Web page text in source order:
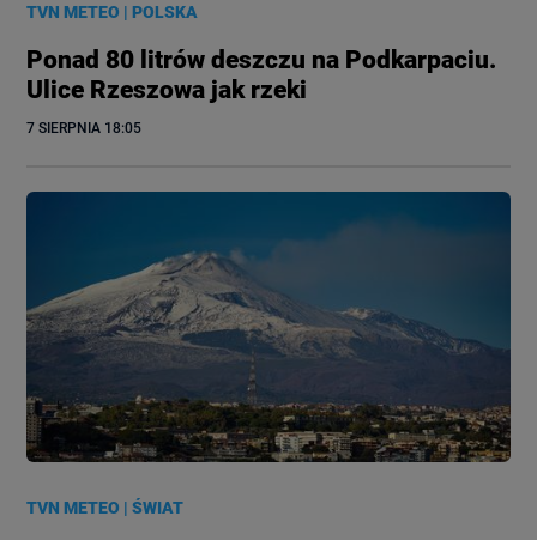
TVN METEO |POLSKA
Ponad 80 litrów deszczu na Podkarpaciu.
Ulice Rzeszowa jak rzeki
7 SIERPNIA 18:05
TVN METEO |ŚWIAT